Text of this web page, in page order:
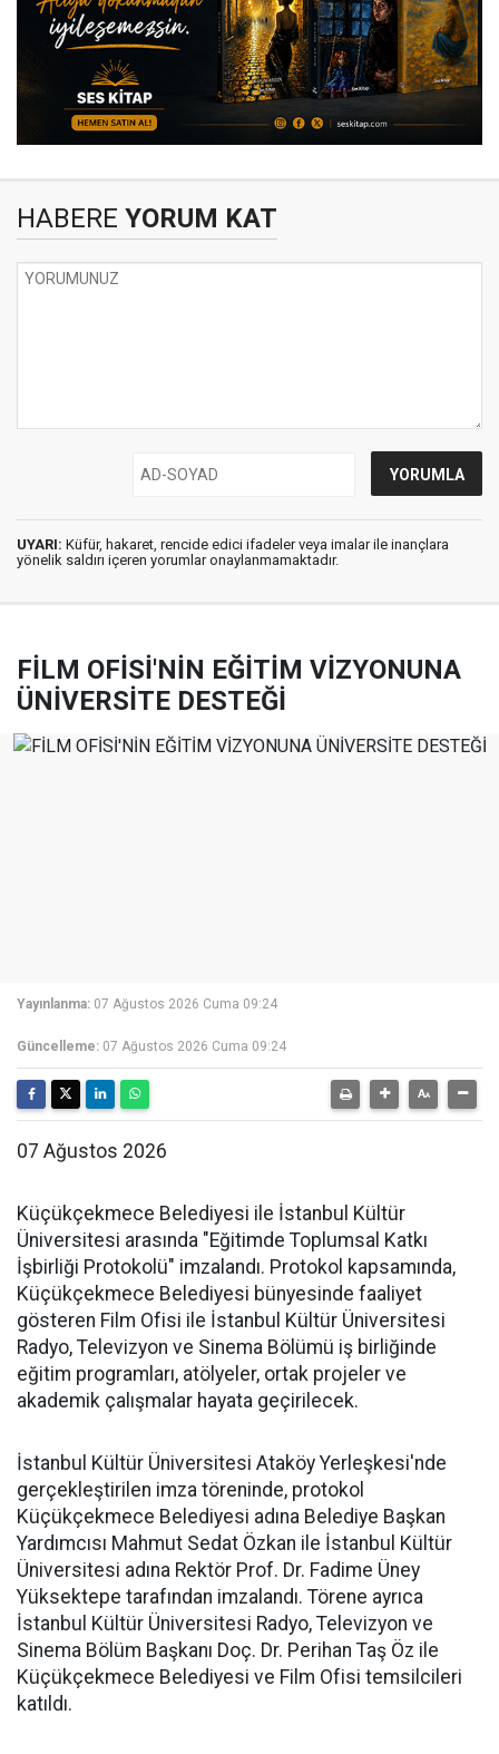
HABERE YORUM KAT
UYARI: Küfür, hakaret, rencide edici ifadeler veya imalar ile inançlara
yönelik saldırı içeren yorumlar onaylanmamaktadır.
FİLM OFİSİ'NİN EĞİTİM VİZYONUNA
ÜNİVERSİTE DESTEĞİ
Yayınlanma: 07 Ağustos 2026 Cuma 09:24
Güncelleme: 07 Ağustos 2026 Cuma 09:24
07 Ağustos 2026
Küçükçekmece Belediyesi ile İstanbul Kültür
Üniversitesi arasında "Eğitimde Toplumsal Katkı
İşbirliği Protokolü" imzalandı. Protokol kapsamında,
Küçükçekmece Belediyesi bünyesinde faaliyet
gösteren Film Ofisi ile İstanbul Kültür Üniversitesi
Radyo, Televizyon ve Sinema Bölümü iş birliğinde
eğitim programları, atölyeler, ortak projeler ve
akademik çalışmalar hayata geçirilecek.
İstanbul Kültür Üniversitesi Ataköy Yerleşkesi'nde
gerçekleştirilen imza töreninde, protokol
Küçükçekmece Belediyesi adına Belediye Başkan
Yardımcısı Mahmut Sedat Özkan ile İstanbul Kültür
Üniversitesi adına Rektör Prof. Dr. Fadime Üney
Yüksektepe tarafından imzalandı. Törene ayrıca
İstanbul Kültür Üniversitesi Radyo, Televizyon ve
Sinema Bölüm Başkanı Doç. Dr. Perihan Taş Öz ile
Küçükçekmece Belediyesi ve Film Ofisi temsilcileri
katıldı.